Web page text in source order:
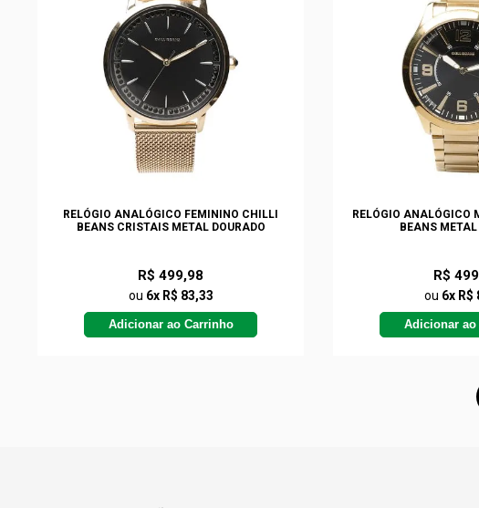
RELÓGIO ANALÓGICO FEMININO CHILLI
BEANS CRISTAIS METAL DOURADO
R$ 499,98
ou 6x R$ 83,33
Adicionar ao Carrinho
RELÓGIO ANALÓGICO
BEANS METAL
R$
ou 6x R$
Adicionar ao